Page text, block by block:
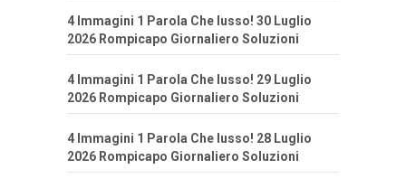
4 Immagini 1 Parola Che lusso! 30 Luglio
2026 Rompicapo Giornaliero Soluzioni
4 Immagini 1 Parola Che lusso! 29 Luglio
2026 Rompicapo Giornaliero Soluzioni
4 Immagini 1 Parola Che lusso! 28 Luglio
2026 Rompicapo Giornaliero Soluzioni